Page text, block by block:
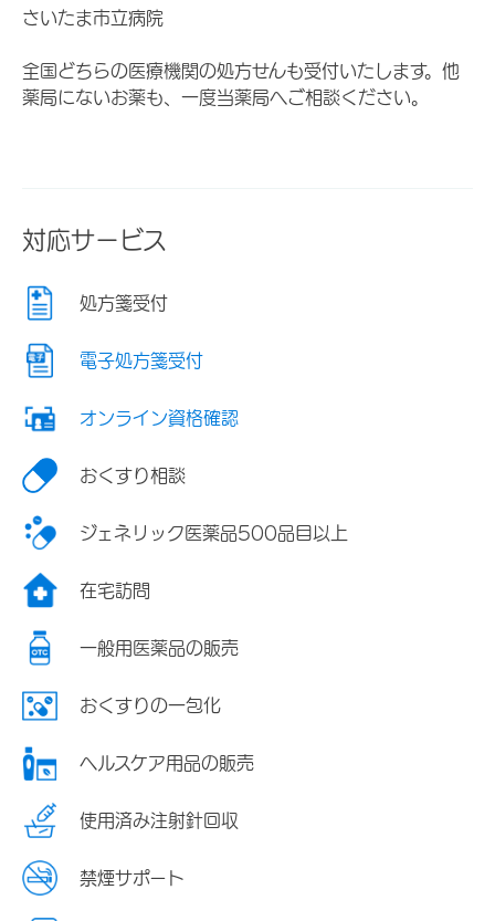
さいたま市立病院
全国どちらの医療機関の処方せんも受付いたします。他
薬局にないお薬も、一度当薬局へご相談ください。
対応サービス
処方箋受付
電子処方箋受付
オンライン資格確認
おくすり相談
ジェネリック医薬品500品目以上
在宅訪問
一般用医薬品の販売
おくすりの一包化
ヘルスケア用品の販売
使用済み注射針回収
禁煙サポート